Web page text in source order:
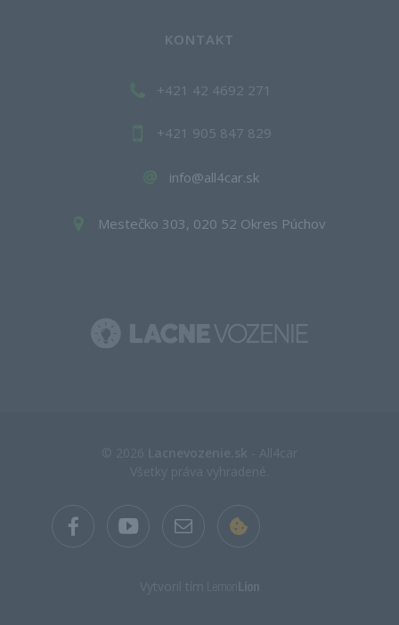
KONTAKT
+421 42 4692 271
+421 905 847 829
info@all4car.sk
Mestečko 303, 020 52 Okres Púchov